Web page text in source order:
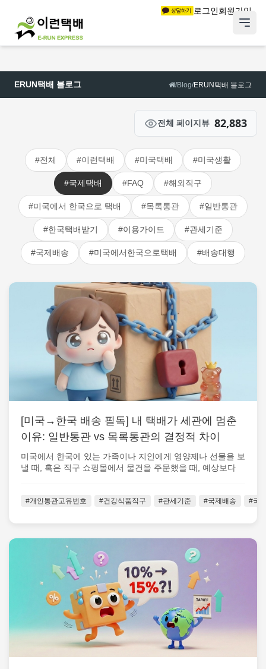
로그인회원가입
ERUN택배 블로그 /Blog/ERUN택배 블로그
전체 페이지뷰 82,883
#전체 #이런택배 #미국택배 #미국생활
#국제택배 #FAQ #해외직구
#미국에서 한국으로 택배 #목록통관 #일반통관
#한국택배받기 #이용가이드 #관세기준
#국제배송 #미국에서한국으로택배 #배송대행
[미국→한국 배송 필독] 내 택배가 세관에 멈춘
이유: 일반통관 vs 목록통관의 결정적 차이
미국에서 한국에 있는 가족이나 지인에게 영양제나 선물을 보
낼 때, 혹은 직구 쇼핑몰에서 물건을 주문했을 때, 예상보다
#개인통관고유번호 #건강식품직구 #관세기준 #국제배송 #국